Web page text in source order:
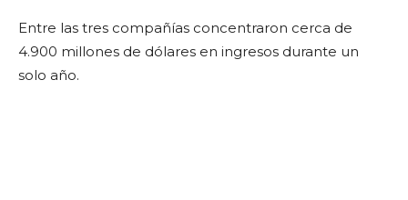
Entre las tres compañías concentraron cerca de
4.900 millones de dólares en ingresos durante un
solo año.